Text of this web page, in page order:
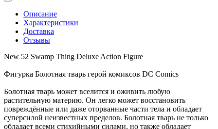
Описание
Характеристики
Доставка
Отзывы
New 52 Swamp Thing Deluxe Action Figure
Фигурка Болотная тварь герой комиксов DC Comics
Болотная тварь может вселится и оживить любую
растительную материю. Он легко может восстановить
повреждённые или даже оторванные части тела и обладает
суперсилой неизвестных пределов. Болотная тварь не только
обладает всеми стихийными силами, но также обладает